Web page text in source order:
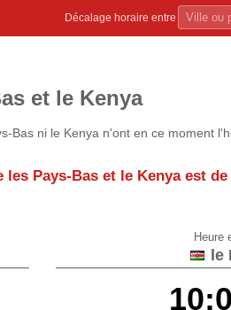
Décalage horaire entre
et le Kenya
Bas ni le Kenya n'ont en ce moment
les Pays-Bas et le Kenya est de
Heure
le